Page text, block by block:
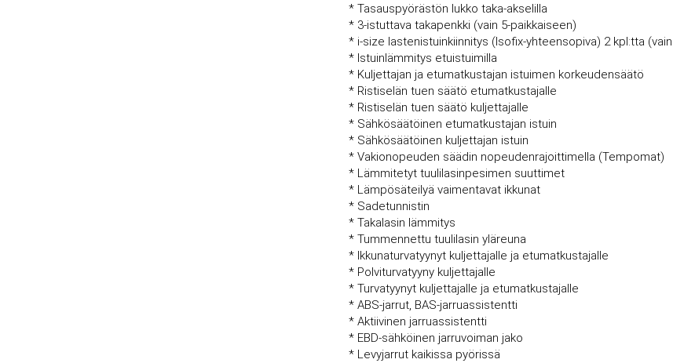
* Tasauspyörästön lukko taka-akselilla
* 3-istuttava takapenkki (vain 5-paikkaiseen)
* i-size lastenistuinkiinnitys (Isofix-yhteensopiva) 2 kpl:tta
* Istuinlämmitys etuistuimilla
* Kuljettajan ja etumatkustajan istuimen korkeudensäätö
* Ristiselän tuen säätö etumatkustajalle
* Ristiselän tuen säätö kuljettajalle
* Sähkösäätöinen etumatkustajan istuin
* Sähkösäätöinen kuljettajan istuin
* Vakionopeuden säädin nopeudenrajoittimella (Tempomat)
* Lämmitetyt tuulilasinpesimen suuttimet
* Lämpösäteilyä vaimentavat ikkunat
* Sadetunnistin
* Takalasin lämmitys
* Tummennettu tuulilasin yläreuna
* Ikkunaturvatyynyt kuljettajalle ja etumatkustajalle
* Polviturvatyyny kuljettajalle
* Turvatyynyt kuljettajalle ja etumatkustajalle
* ABS-jarrut, BAS-jarruassistentti
* Aktiivinen jarruassistentti
* EBD-sähköinen jarruvoiman jako
* Levyjarrut kaikissa pyörissä